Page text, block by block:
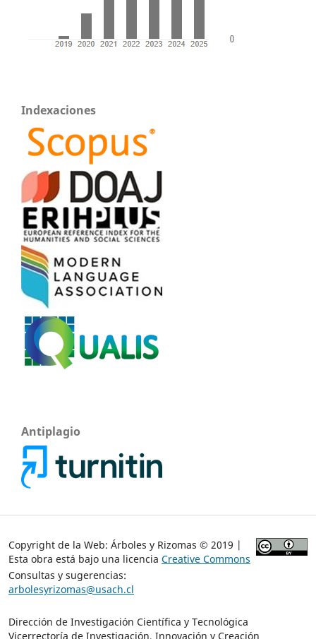
Indexaciones
Antiplagio
Copyright de la Web: Árboles y Rizomas © 2019 |
Esta obra está bajo una licencia Creative Commons
Consultas y sugerencias:
arbolesyrizomas@usach.cl
Dirección de Investigación Científica y Tecnológica
Vicerrectoría de Investigación, Innovación y Creación